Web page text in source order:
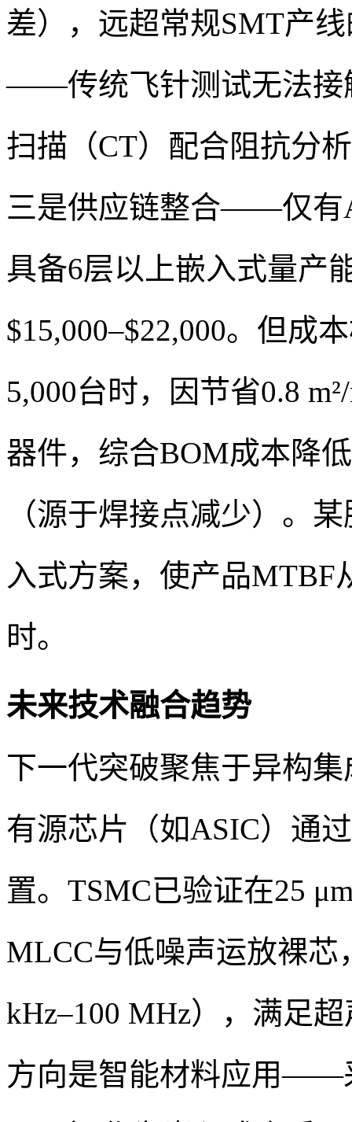
差），远超常规SMT产
——传统飞针测试无法接
扫描（CT）配合阻抗分
三是供应链整合——仅有
具备6层以上嵌入式量产
$15,000–$22,000。但成
5,000台时，因节省0.8
器件，综合BOM成本降
（源于焊接点减少）。
入式方案，使产品MTBF
时。
未来技术融合趋势
下一代突破聚焦于异构
有源芯片（如ASIC）通
置。TSMC已验证在25
MLCC与低噪声运放裸芯
kHz–100 MHz），满足
方向是智能材料应用——